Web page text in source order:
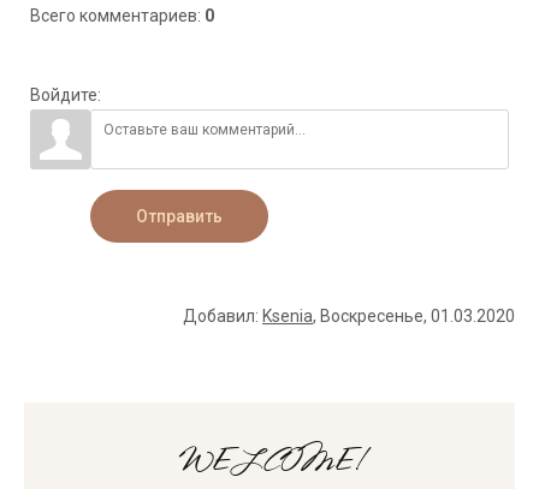
Всего комментариев: 0
Войдите:
Отправить
Добавил: Ksenia, Воскресенье, 01.03.2020
WELCOME!